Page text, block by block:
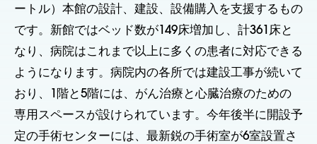
ートル）本館の設計、建設、設備購入を支援するもの
です。新館ではベッド数が149床増加し、計361床と
なり、病院はこれまで以上に多くの患者に対応できる
ようになります。病院内の各所では建設工事が続いて
おり、1階と5階には、がん治療と心臓治療のための
専用スペースが設けられています。今年後半に開設予
定の手術センターには、最新鋭の手術室が6室設置さ